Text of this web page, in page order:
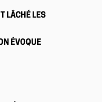
LÂCHÉ LES
ÉVOQUE